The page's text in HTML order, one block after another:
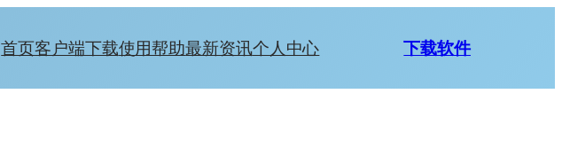
首页客户端下载使用帮助最新资讯个人中心 下载软件